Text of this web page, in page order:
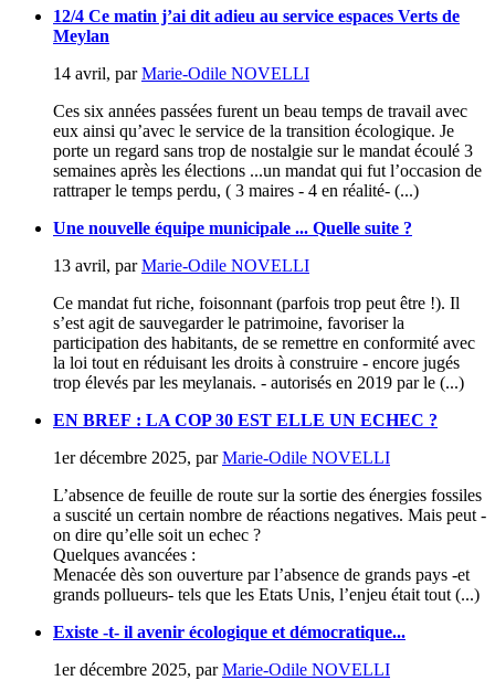
12/4 Ce matin j’ai dit adieu au service espaces Verts de
Meylan
14 avril, parMarie-Odile NOVELLI
Ces six années passées furent un beau temps de travail avec
eux ainsi qu’avec le service de la transition écologique. Je
porte un regard sans trop de nostalgie sur le mandat écoulé 3
semaines après les élections ...un mandat qui fut l’occasion de
rattraper le temps perdu, ( 3 maires - 4 en réalité- (...)
Une nouvelle équipe municipale ... Quelle suite ?
13 avril, parMarie-Odile NOVELLI
Ce mandat fut riche, foisonnant (parfois trop peut être !). Il
s’est agit de sauvegarder le patrimoine, favoriser la
participation des habitants, de se remettre en conformité avec
la loi tout en réduisant les droits à construire - encore jugés
trop élevés par les meylanais. - autorisés en 2019 par le (...)
EN BREF : LA COP 30 EST ELLE UN ECHEC ?
1er décembre 2025, parMarie-Odile NOVELLI
L’absence de feuille de route sur la sortie des énergies fossiles
a suscité un certain nombre de réactions negatives. Mais peut -
on dire qu’elle soit un echec ?
Quelques avancées :
Menacée dès son ouverture par l’absence de grands pays -et
grands pollueurs- tels que les Etats Unis, l’enjeu était tout (...)
Existe -t- il avenir écologique et démocratique...
1er décembre 2025, parMarie-Odile NOVELLI